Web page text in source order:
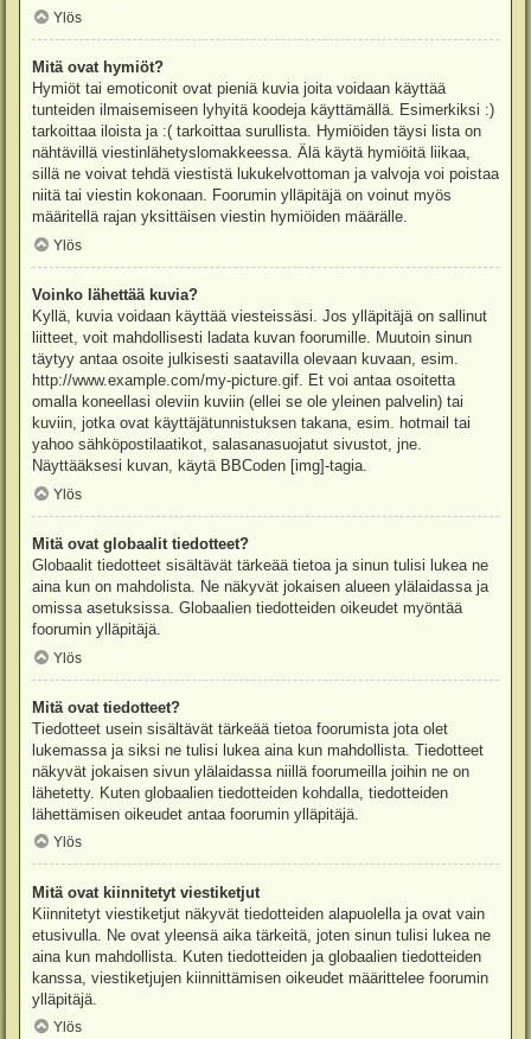
Ylös
Mitä ovat hymiöt?
Hymiöt tai emoticonit ovat pieniä kuvia joita voidaan käyttää
tunteiden ilmaisemiseen lyhyitä koodeja käyttämällä. Esimerkiksi :)
tarkoittaa iloista ja :( tarkoittaa surullista. Hymiöiden täysi lista on
nähtävillä viestinlähetyslomakkeessa. Älä käytä hymiöitä liikaa,
sillä ne voivat tehdä viestistä lukukelvottoman ja valvoja voi poistaa
niitä tai viestin kokonaan. Foorumin ylläpitäjä on voinut myös
määritellä rajan yksittäisen viestin hymiöiden määrälle.
Ylös
Voinko lähettää kuvia?
Kyllä, kuvia voidaan käyttää viesteissäsi. Jos ylläpitäjä on sallinut
liitteet, voit mahdollisesti ladata kuvan foorumille. Muutoin sinun
täytyy antaa osoite julkisesti saatavilla olevaan kuvaan, esim.
http://www.example.com/my-picture.gif. Et voi antaa osoitetta
omalla koneellasi oleviin kuviin (ellei se ole yleinen palvelin) tai
kuviin, jotka ovat käyttäjätunnistuksen takana, esim. hotmail tai
yahoo sähköpostilaatikot, salasanasuojatut sivustot, jne.
Näyttääksesi kuvan, käytä BBCoden [img]-tagia.
Ylös
Mitä ovat globaalit tiedotteet?
Globaalit tiedotteet sisältävät tärkeää tietoa ja sinun tulisi lukea ne
aina kun on mahdolista. Ne näkyvät jokaisen alueen ylälaidassa ja
omissa asetuksissa. Globaalien tiedotteiden oikeudet myöntää
foorumin ylläpitäjä.
Ylös
Mitä ovat tiedotteet?
Tiedotteet usein sisältävät tärkeää tietoa foorumista jota olet
lukemassa ja siksi ne tulisi lukea aina kun mahdollista. Tiedotteet
näkyvät jokaisen sivun ylälaidassa niillä foorumeilla joihin ne on
lähetetty. Kuten globaalien tiedotteiden kohdalla, tiedotteiden
lähettämisen oikeudet antaa foorumin ylläpitäjä.
Ylös
Mitä ovat kiinnitetyt viestiketjut
Kiinnitetyt viestiketjut näkyvät tiedotteiden alapuolella ja ovat vain
etusivulla. Ne ovat yleensä aika tärkeitä, joten sinun tulisi lukea ne
aina kun mahdollista. Kuten tiedotteiden ja globaalien tiedotteiden
kanssa, viestiketjujen kiinnittämisen oikeudet määrittelee foorumin
ylläpitäjä.
Ylös